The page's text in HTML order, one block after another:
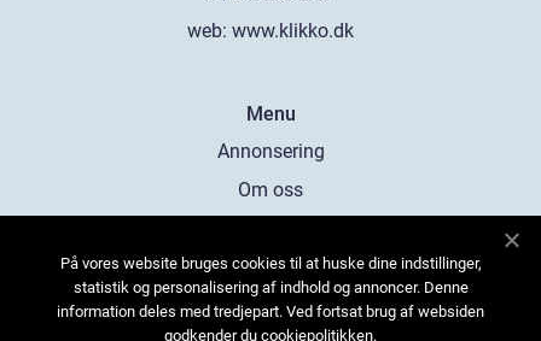
web: www.klikko.dk
Menu
Annonsering
Om oss
Kontakta oss
Sitemap
På vores website bruges cookies til at huske dine indstillinger,
statistik og personalisering af indhold og annoncer. Denne
information deles med tredjepart. Ved fortsat brug af websiden
godkender du cookiepolitikken.